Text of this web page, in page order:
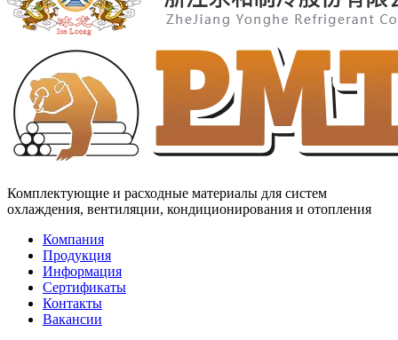
Комплектующие и расходные материалы для систем
охлаждения, вентиляции, кондиционирования и отопления
Компания
Продукция
Информация
Сертификаты
Контакты
Вакансии